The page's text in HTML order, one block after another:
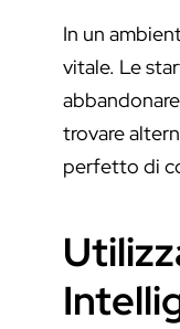
In un
vitale. Le
trovare
perfetto di